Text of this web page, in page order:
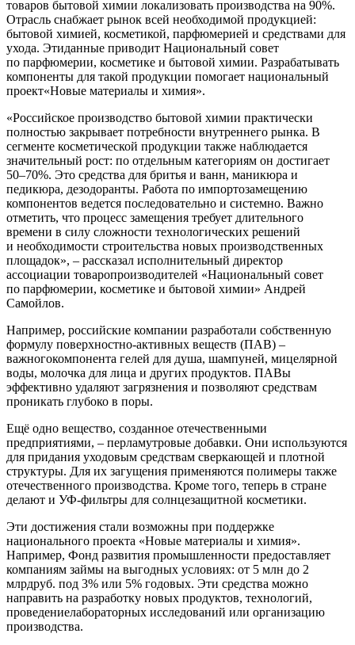
товаров бытовой химии локализовать производства на 90%.
Отрасль снабжает рынок всей необходимой продукцией:
бытовой химией, косметикой, парфюмерией и средствами для
ухода. Этиданные приводит Национальный совет
по парфюмерии, косметике и бытовой химии. Разрабатывать
компоненты для такой продукции помогает национальный
проект«Новые материалы и химия».
«Российское производство бытовой химии практически
полностью закрывает потребности внутреннего рынка. В
сегменте косметической продукции также наблюдается
значительный рост: по отдельным категориям он достигает
50–70%. Это средства для бритья и ванн, маникюра и
педикюра, дезодоранты. Работа по импортозамещению
компонентов ведется последовательно и системно. Важно
отметить, что процесс замещения требует длительного
времени в силу сложности технологических решений
и необходимости строительства новых производственных
площадок», – рассказал исполнительный директор
ассоциации товаропроизводителей «Национальный совет
по парфюмерии, косметике и бытовой химии» Андрей
Самойлов.
Например, российские компании разработали собственную
формулу поверхностно-активных веществ (ПАВ) –
важногокомпонента гелей для душа, шампуней, мицелярной
воды, молочка для лица и других продуктов. ПАВы
эффективно удаляют загрязнения и позволяют средствам
проникать глубоко в поры.
Ещё одно вещество, созданное отечественными
предприятиями, – перламутровые добавки. Они используются
для придания уходовым средствам сверкающей и плотной
структуры. Для их загущения применяются полимеры также
отечественного производства. Кроме того, теперь в стране
делают и УФ-фильтры для солнцезащитной косметики.
Эти достижения стали возможны при поддержке
национального проекта «Новые материалы и химия».
Например, Фонд развития промышленности предоставляет
компаниям займы на выгодных условиях: от 5 млн до 2
млрдруб. под 3% или 5% годовых. Эти средства можно
направить на разработку новых продуктов, технологий,
проведениелабораторных исследований или организацию
производства.